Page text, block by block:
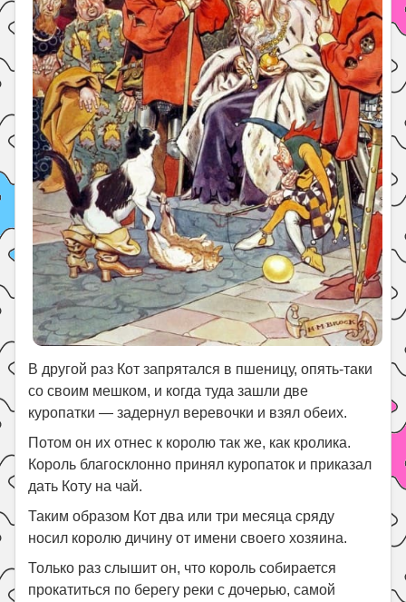
В другой раз Кот запрятался в пшеницу, опять-таки
со своим мешком, и когда туда зашли две
куропатки — задернул веревочки и взял обеих.
Потом он их отнес к королю так же, как кролика.
Король благосклонно принял куропаток и приказал
дать Коту на чай.
Таким образом Кот два или три месяца сряду
носил королю дичину от имени своего хозяина.
Только раз слышит он, что король собирается
прокатиться по берегу реки с дочерью, самой